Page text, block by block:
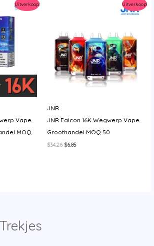
Uitverkoop!
Vape
MOQ
Uitverkoop!
JNR
JNR Falcon 16K Wegwerp Vape
Groothandel MOQ 50
$34.26 Oorspronkelijke
$6.85Huidige
Bar